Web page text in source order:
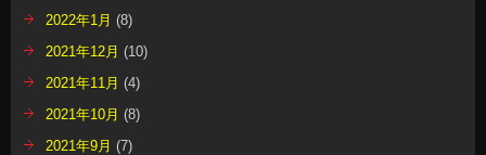
2022年1月 (8)
2021年12月 (10)
2021年11月 (4)
2021年10月 (8)
2021年9月 (7)